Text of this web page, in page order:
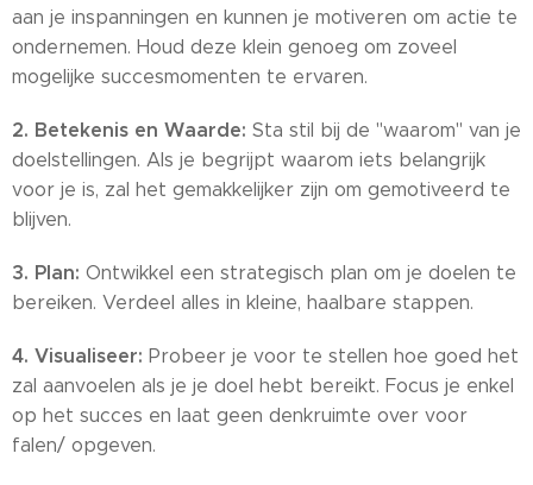
aan je inspanningen en kunnen je motiveren om actie te
ondernemen. Houd deze klein genoeg om zoveel
mogelijke succesmomenten te ervaren.
2. Betekenis en Waarde: Sta stil bij de "waarom" van je
doelstellingen. Als je begrijpt waarom iets belangrijk
voor je is, zal het gemakkelijker zijn om gemotiveerd te
blijven.
3. Plan: Ontwikkel een strategisch plan om je doelen te
bereiken. Verdeel alles in kleine, haalbare stappen.
4. Visualiseer: Probeer je voor te stellen hoe goed het
zal aanvoelen als je je doel hebt bereikt. Focus je enkel
op het succes en laat geen denkruimte over voor
falen/ opgeven.